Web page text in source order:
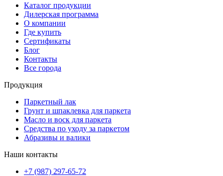
Каталог продукции
Дилерская программа
О компании
Где купить
Сертификаты
Блог
Контакты
Все города
Продукция
Паркетный лак
Грунт и шпаклевка для паркета
Масло и воск для паркета
Средства по уходу за паркетом
Абразивы и валики
Наши контакты
+7 (987) 297-65-72